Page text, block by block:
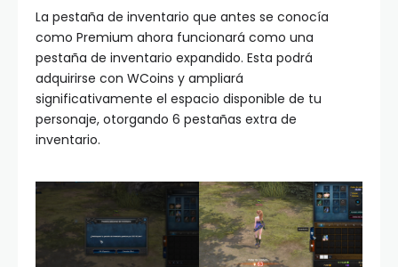
La pestaña de inventario que antes se conocía
como Premium ahora funcionará como una
pestaña de inventario expandido. Esta podrá
adquirirse con WCoins y ampliará
significativamente el espacio disponible de tu
personaje, otorgando 6 pestañas extra de
inventario.